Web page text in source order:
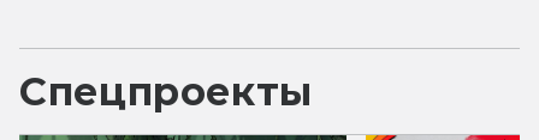
Спецпроекты